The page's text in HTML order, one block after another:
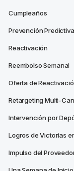
Cumpleaños
Prevención
Reactivación
Reembolso Semanal
Oferta de
Retargeting Multi-
Intervención por
Logros de Victorias
Impulso del
¿Por qué
A veces
gustaría ejecutar
actividad puedes
configurar la
🛠‍